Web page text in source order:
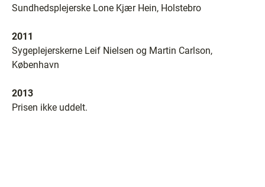
Sundhedsplejerske Lone Kjær Hein, Holstebro
2011
Sygeplejerskerne Leif Nielsen og Martin Carlson,
København
2013
Prisen ikke uddelt.